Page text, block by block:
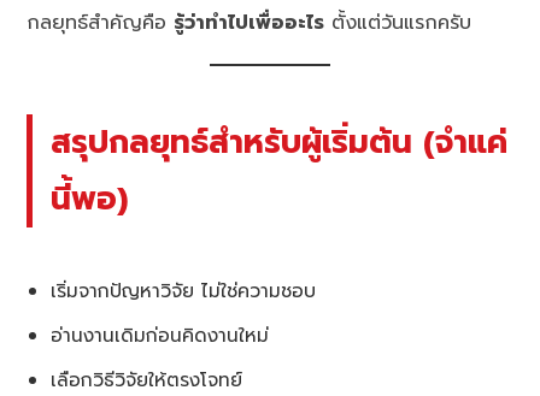
กลยุทธ์สำคัญคือ รู้ว่าทำไปเพื่ออะไร ตั้งแต่วันแรกครับ
สรุปกลยุทธ์สำหรับผู้เริ่มต้น (จำแค่
นี้พอ)
เริ่มจากปัญหาวิจัย ไม่ใช่ความชอบ
อ่านงานเดิมก่อนคิดงานใหม่
เลือกวิธีวิจัยให้ตรงโจทย์